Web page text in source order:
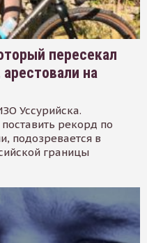
пересекал
на
Уссурийска.
рекорд по
подозревается в
границы